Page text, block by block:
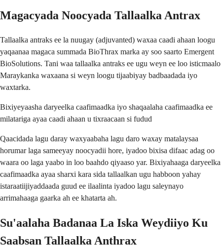
Magacyada Noocyada Tallaalka Antrax
Tallaalka antraks ee la nuugay (adjuvanted) waxaa caadi ahaan loogu
yaqaanaa magaca summada BioThrax marka ay soo saarto Emergent
BioSolutions. Tani waa tallaalka antraks ee ugu weyn ee loo isticmaalo
Maraykanka waxaana si weyn loogu tijaabiyay badbaadada iyo
waxtarka.
Bixiyeyaasha daryeelka caafimaadka iyo shaqaalaha caafimaadka ee
milatariga ayaa caadi ahaan u tixraacaan si fudud
Qaacidada lagu daray waxyaabaha lagu daro waxay matalaysaa
horumar laga sameeyay noocyadii hore, iyadoo bixisa difaac adag oo
waara oo laga yaabo in loo baahdo qiyaaso yar. Bixiyahaaga daryeelka
caafimaadka ayaa sharxi kara sida tallaalkan ugu habboon yahay
istaraatiijiyaddaada guud ee ilaalinta iyadoo lagu saleynayo
arrimahaaga gaarka ah ee khatarta ah.
Su'aalaha Badanaa La Iska Weydiiyo Ku
Saabsan Tallaalka Anthrax